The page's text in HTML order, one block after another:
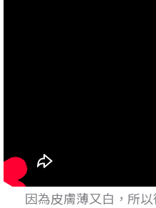
因為皮膚薄又白，所